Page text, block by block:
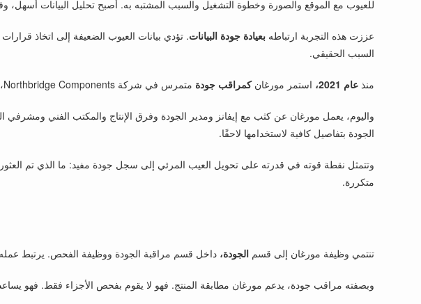
للعيوب مع الموقع والصورة وخطوة التشغيل والسبب المشتبه به. أصبح تحليل البيانات أسهل،
عززت هذه التجربة ارتباطهبعيادة جودة البيانات. تؤدي بيانات العيوب الضعيفة إلى اتخاذ
السبب الحقيقي.
منذعام 2021، استمر مورغانكمراقب جودة متمرس في شركة Northbridge Components، حيث يدعم عمليات التفتيش اليومية، وضوابط الإنتاج، وتسجيل العيوب وتصعيد حالات عدم المطابقة.
واليوم، يعمل مورغان عن كثب مع إيفانز ومدير الجودة وفرق الإنتاج والمكتب الفني
الجودة بتفاصيل كافية لاستخدامها لاحقًا.
وتتمثل نقطة قوته في قدرته على تحويل العيب المرئي إلى سجل جودة مفيد: ما الذي تم العثور
متكررة.
تنتمي وظيفة مورغان إلى قسمالجودة، داخل قسم مراقبة الجودة ووظيفة الفحص. يرتبط عمله
وبصفته مراقب جودة، يدعم مورغان مطابقة المنتج. فهو لا يقوم بفحص الأجزاء فقط. فهو